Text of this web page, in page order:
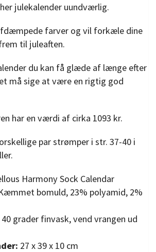
julekalender uundværlig.
farver og vil forkæle dine
til juleaften.
du kan få glæde af længe efter
må sige at være en rigtig god
har en værdi af cirka 1093 kr.
par strømper i str. 37-40 i
Harmony Sock Calendar
bomuld, 23% polyamid, 2%
40 grader finvask, vend vrangen ud
27 x 39 x 10 cm